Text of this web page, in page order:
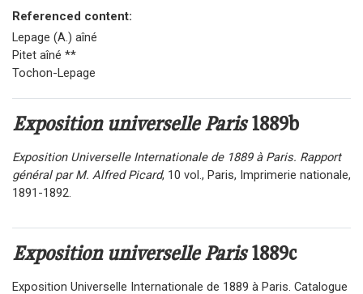
Referenced content:
Lepage (A.) aîné
Pitet aîné **
Tochon-Lepage
Exposition universelle Paris1889b
Exposition Universelle Internationale de 1889 à Paris. Rapport
général par M. Alfred Picard, 10 vol., Paris, Imprimerie nationale,
1891-1892.
Exposition universelle Paris1889c
Exposition Universelle Internationale de 1889 à Paris. Catalogue